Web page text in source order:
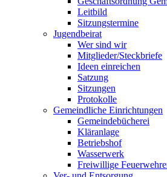
Leitbild
Sitzungstermine
Jugendbeirat
Wer sind wir
Mitglieder/Steckbriefe
Ideen einreichen
Satzung
Sitzungen
Protokolle
Gemeindliche Einrichtungen
Gemeindebücherei
Kläranlage
Betriebshof
Wasserwerk
Freiwillige